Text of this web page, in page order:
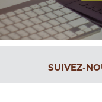
SUIVEZ-